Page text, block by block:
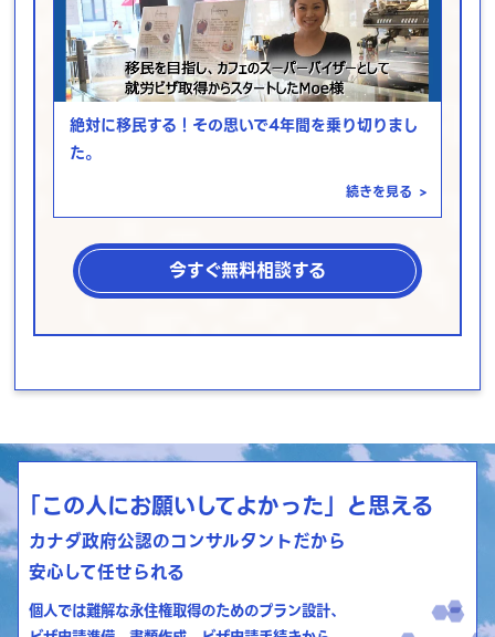
絶対に移民する！その思いで4年間を乗り切りまし
た。
続きを見る >
今すぐ無料相談する
「この人にお願いしてよかった」と思える
カナダ政府公認のコンサルタントだから
安心して任せられる
個人では難解な永住権取得のためのプラン設計、